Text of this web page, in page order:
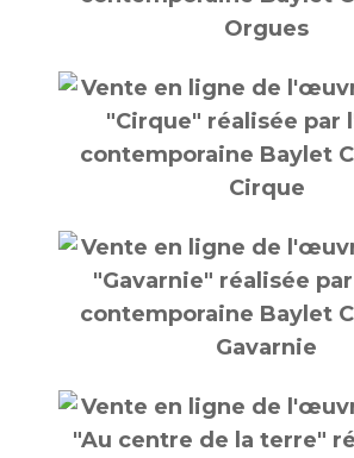
Orgues
Cirque
Gavarnie